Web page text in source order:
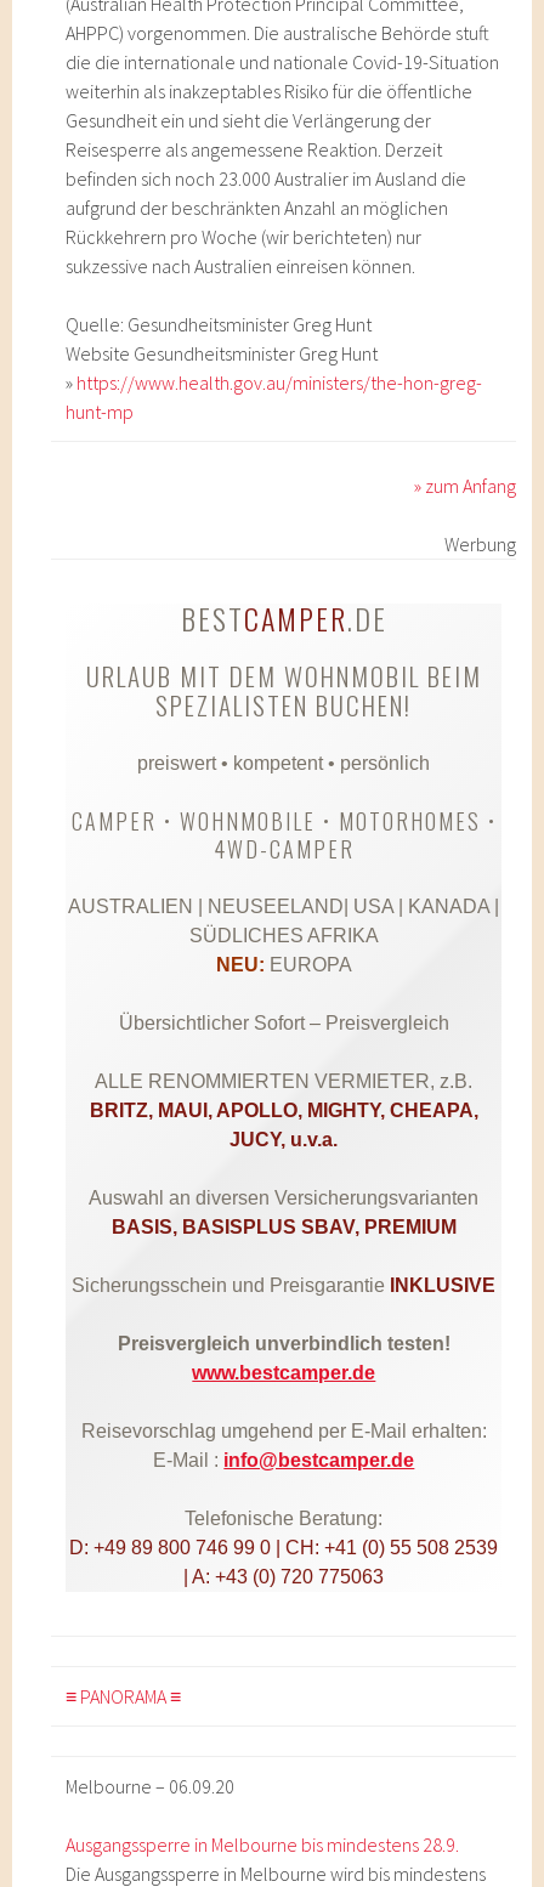
AHPPC) vorgenommen. Die australische Behörde stuft
die die internationale und nationale Covid-19-Situation
weiterhin als inakzeptables Risiko für die öffentliche
Gesundheit ein und sieht die Verlängerung der
Reisesperre als angemessene Reaktion. Derzeit
befinden sich noch 23.000 Australier im Ausland die
aufgrund der beschränkten Anzahl an möglichen
Rückkehrern pro Woche (wir berichteten) nur
sukzessive nach Australien einreisen können.
Quelle: Gesundheitsminister Greg Hunt
Website Gesundheitsminister Greg Hunt
» https://www.health.gov.au/ministers/the-hon-greg-
hunt-mp
» zum Anfang
Werbung
BESTCAMPER.DE
URLAUB MIT DEM WOHNMOBIL BEIM
SPEZIALISTEN BUCHEN!
preiswert • kompetent • persönlich
CAMPER • WOHNMOBILE • MOTORHOMES •
4WD-CAMPER
AUSTRALIEN | NEUSEELAND| USA | KANADA |
SÜDLICHES AFRIKA
NEU: EUROPA
Übersichtlicher Sofort – Preisvergleich
ALLE RENOMMIERTEN VERMIETER, z.B.
BRITZ, MAUI, APOLLO, MIGHTY, CHEAPA,
JUCY, u.v.a.
Auswahl an diversen Versicherungsvarianten
BASIS, BASISPLUS SBAV, PREMIUM
Sicherungsschein und Preisgarantie INKLUSIVE
Preisvergleich unverbindlich testen!
www.bestcamper.de
Reisevorschlag umgehend per E-Mail erhalten:
E-Mail : info@bestcamper.de
Telefonische Beratung:
D: +49 89 800 746 99 0 | CH: +41 (0) 55 508 2539
| A: +43 (0) 720 775063
≡ PANORAMA ≡
Melbourne – 06.09.20
Ausgangssperre in Melbourne bis mindestens 28.9.
Die Ausgangssperre in Melbourne wird bis mindestens